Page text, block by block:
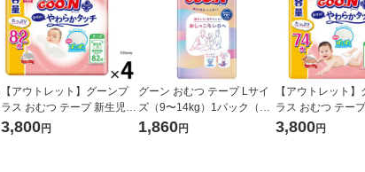
【アウトレット】グーンプ
ラス おむつ テープ 新生児
（〜5kg）1セット（1パック
（82枚入）×4）敏感肌にや
3,800円
グーン おむつ テープ Lサイ
ズ（9〜14kg）1パック（44
枚入）おしっこモレ0へ 大王
製紙
1,860円
【アウトレット
ラス おむつ テープ
（4〜8kg）1セッ
ク74枚入×4）敏感
3,800円